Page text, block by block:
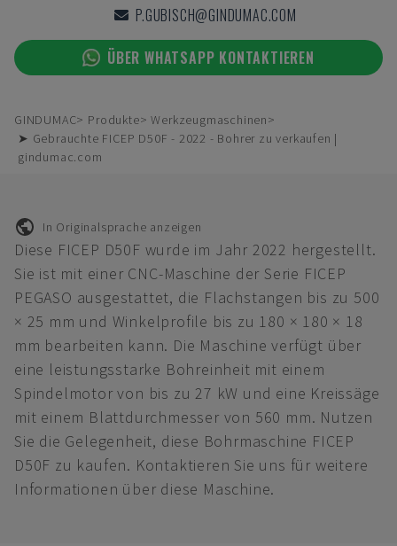
P.GUBISCH@GINDUMAC.COM
ÜBER WHATSAPP KONTAKTIEREN
GINDUMAC Produkte
Werkzeugmaschinen
➤ Gebrauchte FICEP D50F - 2022 - Bohrer zu verkaufen |
gindumac.com
In Originalsprache anzeigen
Diese FICEP D50F wurde im Jahr 2022 hergestellt.
Sie ist mit einer CNC-Maschine der Serie FICEP
PEGASO ausgestattet, die Flachstangen bis zu 500
× 25 mm und Winkelprofile bis zu 180 × 180 × 18
mm bearbeiten kann. Die Maschine verfügt über
eine leistungsstarke Bohreinheit mit einem
Spindelmotor von bis zu 27 kW und eine Kreissäge
mit einem Blattdurchmesser von 560 mm. Nutzen
Sie die Gelegenheit, diese Bohrmaschine FICEP
D50F zu kaufen. Kontaktieren Sie uns für weitere
Informationen über diese Maschine.